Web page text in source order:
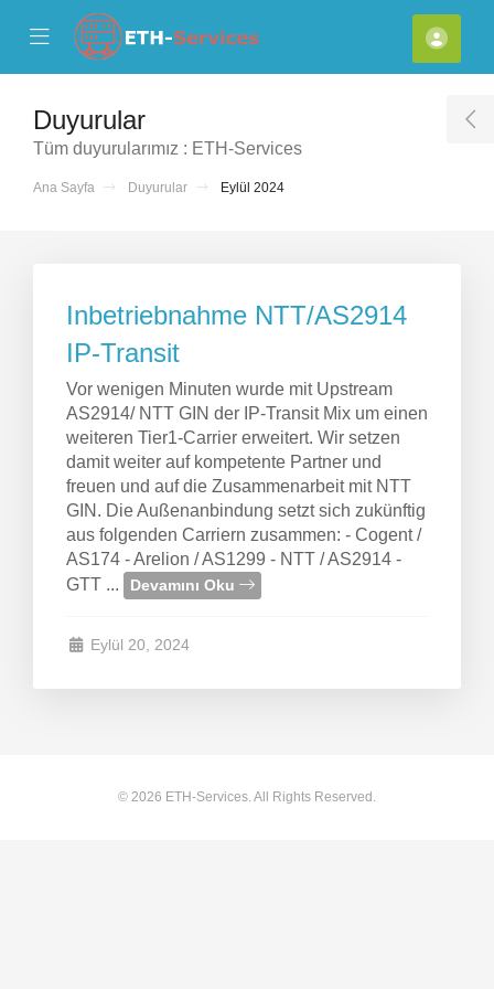
Mobile Menu
Mobile Menu
Duyurular
Tüm duyurularımız : ETH-Services
Ana Sayfa Duyurular Eylül 2024
Inbetriebnahme NTT/AS2914
IP-Transit
Vor wenigen Minuten wurde mit Upstream
AS2914/ NTT GIN der IP-Transit Mix um einen
weiteren Tier1-Carrier erweitert. Wir setzen
damit weiter auf kompetente Partner und
freuen und auf die Zusammenarbeit mit NTT
GIN. Die Außenanbindung setzt sich zukünftig
aus folgenden Carriern zusammen: - Cogent /
AS174 - Arelion / AS1299 - NTT / AS2914 -
GTT ...
Devamını Oku
Eylül 20, 2024
© 2026 ETH-Services. All Rights Reserved.